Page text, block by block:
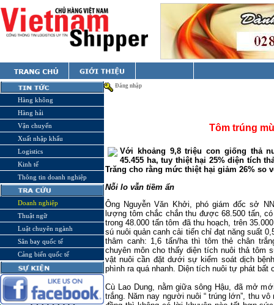
Hàng không
Hàng hải
Vận chuyển
Xuất nhập khẩu
Logistics
Kinh tế
Thông tin doanh nghiệp
Doanh nghiệp
Thuật ngữ
Luật chuyên ngành
Sân bay quốc tế
Cảng biển quốc tế
Đăng nhập
Tôm trúng
Với khoảng 9,8 triệu con giống thả
45.455 ha, tuy thiệt hại 25% diện tích
Trăng cho rằng mức thiệt hại giảm 26%
Nỗi lo vẫn tiềm ẩn
Ông Nguyễn Văn Khởi, phó giám đốc sở
lượng tôm chắc chắn thu được 68.500 tấn,
trong 48.000 tấn tôm đã thu hoạch, trên
sú nuôi quản canh cải tiến chỉ đạt năng suất
thâm canh: 1,6 tấn/ha thì tôm thẻ chân
chuyên môn cho thấy diện tích nuôi thả tôm
vật nuôi cần đặt dưới sự kiểm soát dịch
phình ra quá nhanh. Diện tích nuôi tự phát
Cù Lao Dung, nằm giữa sông Hậu, đã mở
trắng. Năm nay người nuôi “ trúng lớn”, thu